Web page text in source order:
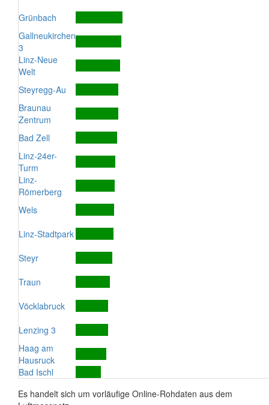
Grünbach
Gallneukirchen
3
Linz-Neue
Welt
Steyregg-Au
Braunau
Zentrum
Bad Zell
Linz-24er-
Turm
Linz-
Römerberg
Wels
Linz-Stadtpark
Steyr
Traun
Vöcklabruck
Lenzing 3
Haag am
Hausruck
Bad Ischl
Es handelt sich um vorläufige Online-Rohdaten aus dem